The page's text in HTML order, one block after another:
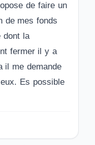
de faire un
de mes fonds
dont la
fermer il y a
il me demande
Es possible